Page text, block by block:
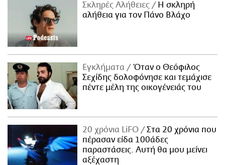
Σκληρές Αλήθειες
H σκληρή
αλήθεια για τον Πάνο Βλάχο
Εγκλήματα
Όταν ο Θεόφιλος
Σεχίδης δολοφόνησε και τεμάχισε
πέντε μέλη της οικογένειάς του
20 χρόνια LiFO
Στα 20 χρόνια που
πέρασαν είδα 100άδες
παραστάσεις. Αυτή θα μου μείνει
αξέχαστη